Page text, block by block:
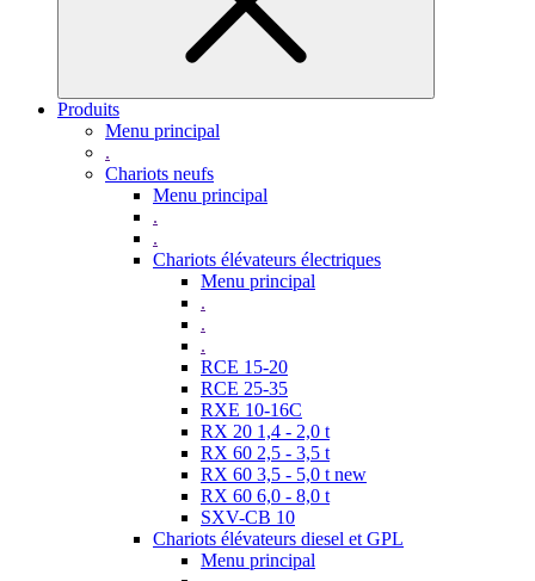
Produits
Menu principal
.
Chariots neufs
Menu principal
.
.
Chariots élévateurs électriques
Menu principal
.
.
.
RCE 15-20
RCE 25-35
RXE 10-16C
RX 20 1,4 - 2,0 t
RX 60 2,5 - 3,5 t
RX 60 3,5 - 5,0 t new
RX 60 6,0 - 8,0 t
SXV-CB 10
Chariots élévateurs diesel et GPL
Menu principal